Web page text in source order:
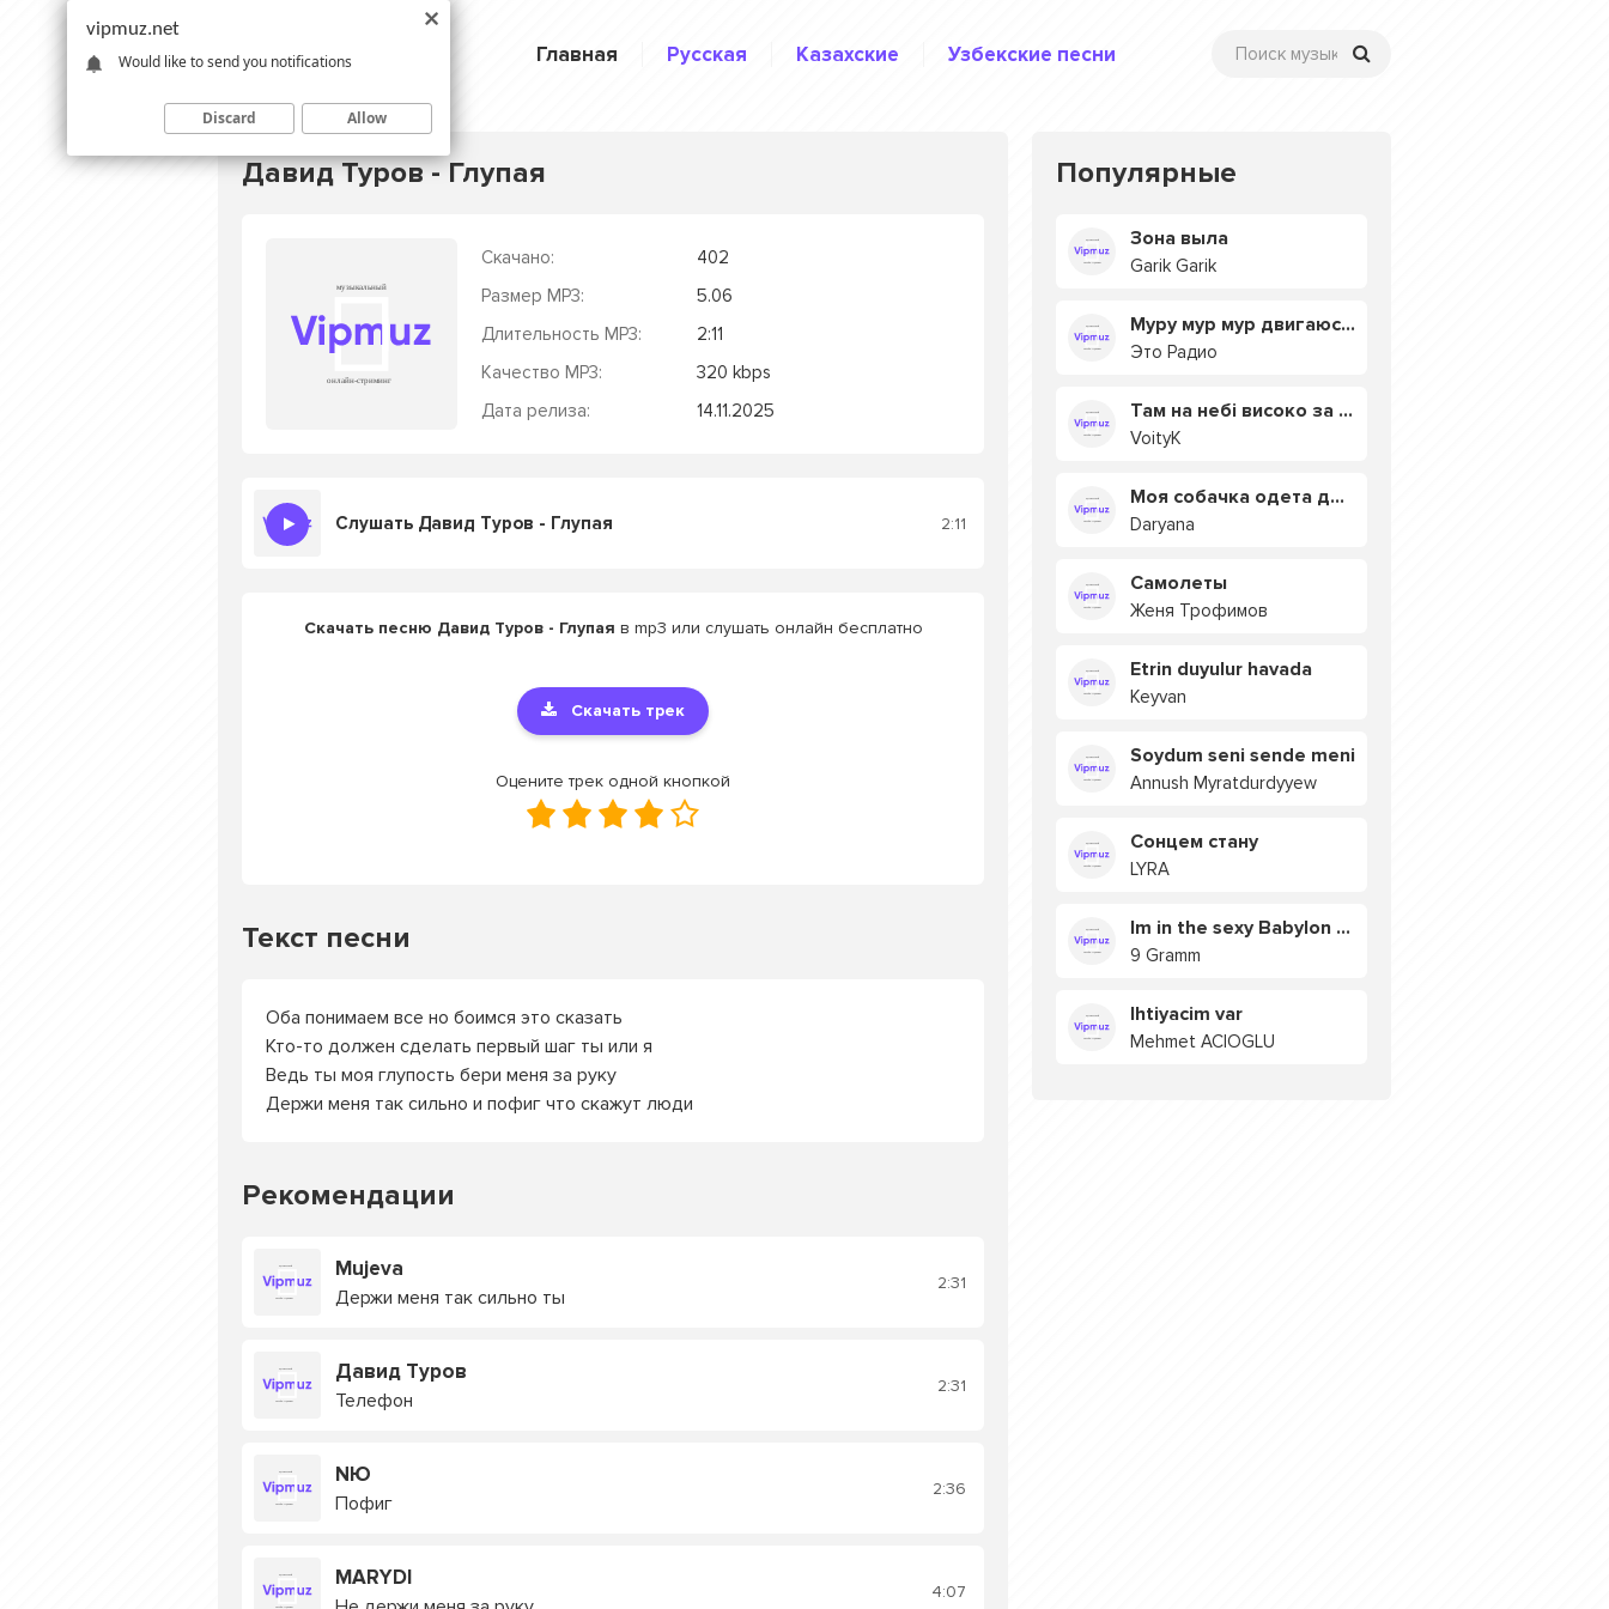
Главная Русская Казахские Узбекские песни
Давид Туров - Глупая
Скачано:
402
Размер MP3:
5.06
Длительность MP3:
2:11
Качество MP3:
320 kbps
Дата релиза:
14.11.2025
Слушать Давид Туров - Глупая 2:11
Скачать песню Давид Туров - Глупая в mp3 или слушать онлайн бесплатно
Скачать трек
Оцените трек одной кнопкой
Текст песни
Оба понимаем все но боимся это сказать
Кто-то должен сделать первый шаг ты или я
Ведь ты моя глупость бери меня за руку
Держи меня так сильно и пофиг что скажут люди
Рекомендации
Mujeva
Держи меня так сильно ты
2:31
Давид Туров
Телефон
2:31
NЮ
Пофиг
2:36
MARYDI
4:07
Популярные
Зона выла
Garik Garik
Муру мур мур двигаюсь на мурмулях
Это Радио
Там на небі високо за хмарами
VoityK
Моя собачка одета дороже тебя
Daryana
Самолеты
Женя Трофимов
Etrin duyulur havada
Keyvan
Soydum seni sende meni
Annush Myratdurdyyew
Сонцем стану
LYRA
Im in the sexy Babylon БУЯ
9 Gramm
Ihtiyacim var
Mehmet ACIOGLU
vipmuz.net
Would like to send you notifications
Discard Allow